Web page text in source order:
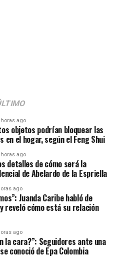
La
Isabella no tardaron en
agradecieron por mostrar la
en un postparto.
se q es duro no dormir pero
una segunda oportunidad
–
horas ago
objetos podrían bloquear las
en el hogar, según el Feng Shui
horas ago
detalles de cómo será la
de Abelardo de la Espriella
ago
Juanda Caribe habló de
reveló cómo está su relación
ago
la cara?”: Seguidores ante una
conoció de Epa Colombia